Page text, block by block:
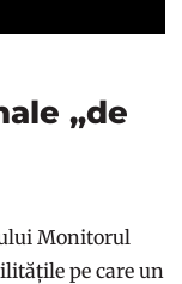
„de
Monitorul
pe care un